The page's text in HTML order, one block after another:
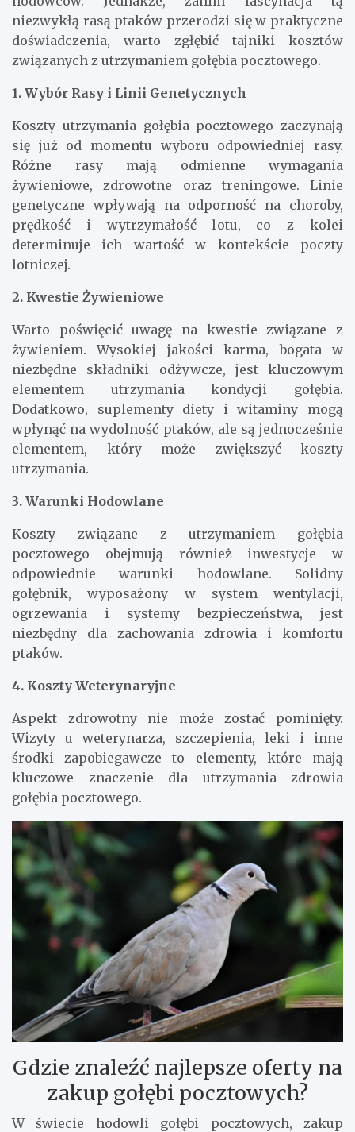
niezwykłą rasą ptaków przerodzi się w praktyczne
doświadczenia, warto zgłębić tajniki kosztów
związanych z utrzymaniem gołębia pocztowego.
1. Wybór Rasy i Linii Genetycznych
Koszty utrzymania gołębia pocztowego zaczynają
się już od momentu wyboru odpowiedniej rasy.
Różne rasy mają odmienne wymagania
żywieniowe, zdrowotne oraz treningowe. Linie
genetyczne wpływają na odporność na choroby,
prędkość i wytrzymałość lotu, co z kolei
determinuje ich wartość w kontekście poczty
lotniczej.
2. Kwestie Żywieniowe
Warto poświęcić uwagę na kwestie związane z
żywieniem. Wysokiej jakości karma, bogata w
niezbędne składniki odżywcze, jest kluczowym
elementem utrzymania kondycji gołębia.
Dodatkowo, suplementy diety i witaminy mogą
wpłynąć na wydolność ptaków, ale są jednocześnie
elementem, który może zwiększyć koszty
utrzymania.
3. Warunki Hodowlane
Koszty związane z utrzymaniem gołębia
pocztowego obejmują również inwestycje w
odpowiednie warunki hodowlane. Solidny
gołębnik, wyposażony w system wentylacji,
ogrzewania i systemy bezpieczeństwa, jest
niezbędny dla zachowania zdrowia i komfortu
ptaków.
4. Koszty Weterynaryjne
Aspekt zdrowotny nie może zostać pominięty.
Wizyty u weterynarza, szczepienia, leki i inne
środki zapobiegawcze to elementy, które mają
kluczowe znaczenie dla utrzymania zdrowia
gołębia pocztowego.
Gdzie znaleźć najlepsze oferty na
zakup gołębi pocztowych?
W świecie hodowli gołębi pocztowych, zakup